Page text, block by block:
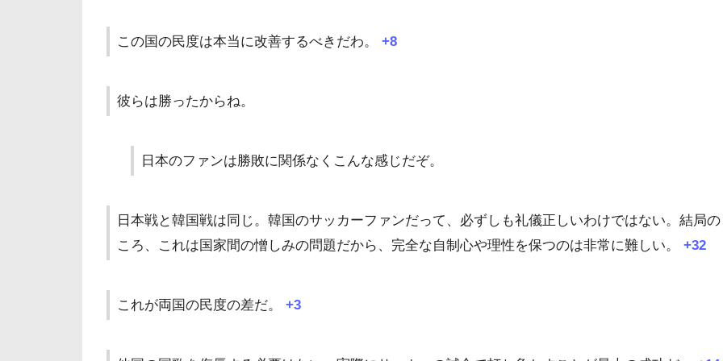
この国の民度は本当に改善するべきだわ。 +8
彼らは勝ったからね。
日本のファンは勝敗に関係なくこんな感じだぞ。
日本戦と韓国戦は同じ。韓国のサッカーファンだって、必ずしも礼儀正しいわけではない。結局
ころ、これは国家間の憎しみの問題だから、完全な自制心や理性を保つのは非常に難しい。
+32
これが両国の民度の差だ。 +3